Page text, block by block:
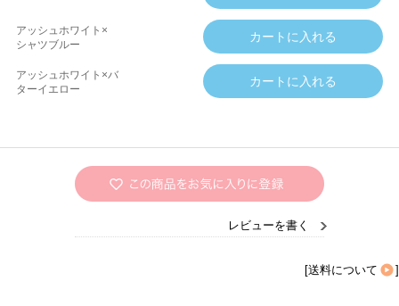
アッシュホワイト×
シャツブルー
アッシュホワイト×バ
ターイエロー
レビューを書く
[送料について ]